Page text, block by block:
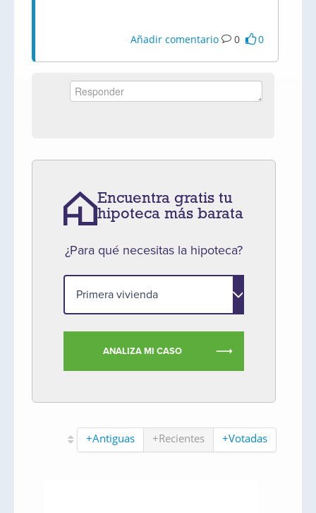
Añadir comentario 0 0
Encuentra gratis tu
hipoteca más barata
¿Para qué necesitas la hipoteca?
ANALIZA MI CASO
+Antiguas +Recientes +Votadas